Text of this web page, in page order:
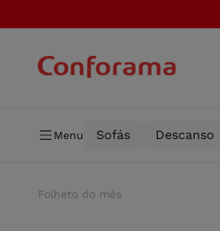
Menu Sofás Descanso
Folheto do mês